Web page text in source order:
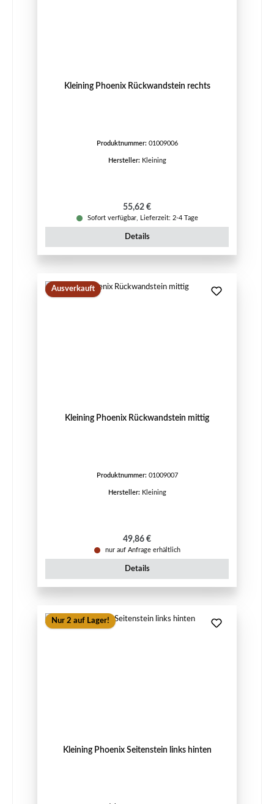
Kleining Phoenix Rückwandstein rechts
Produktnummer: 01009006
Hersteller: Kleining
Regulärer Preis:
55,62 €
Sofort verfügbar, Lieferzeit: 2-4 Tage
Details
Ausverkauft
Kleining Phoenix Rückwandstein mittig
Produktnummer: 01009007
Hersteller: Kleining
Regulärer Preis:
49,86 €
nur auf Anfrage erhältlich
Details
Nur 2 auf Lager!
Kleining Phoenix Seitenstein links hinten